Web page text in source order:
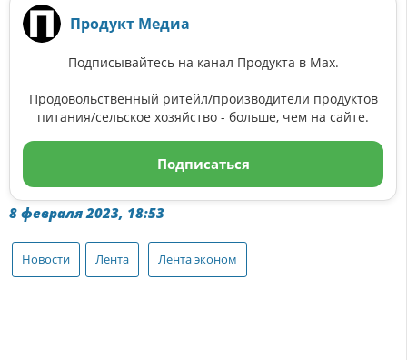
Продукт Медиа
Подписывайтесь на канал Продукта в Max.
Продовольственный ритейл/производители продуктов
питания/сельское хозяйство - больше, чем на сайте.
Подписаться
8 февраля 2023, 18:53
Новости Лента Лента эконом